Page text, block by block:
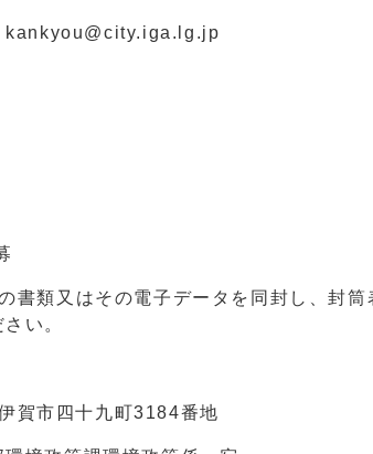
類又はその電子データを同封し、封筒
い。
市四十九町3184番地